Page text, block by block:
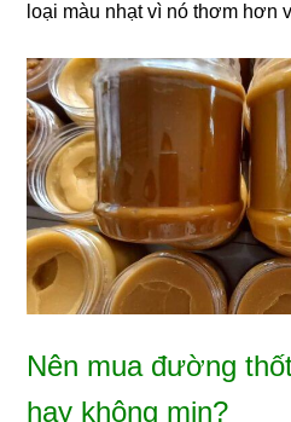
loại màu nhạt vì nó thơm hơn
Nên mua đường
hay không mịn?